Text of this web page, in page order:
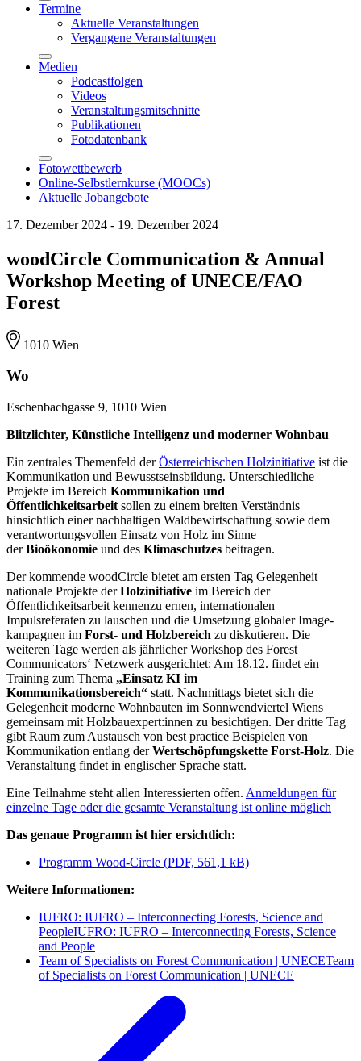
Termine
Aktuelle Veranstaltungen
Vergangene Veranstaltungen
Medien
Podcastfolgen
Videos
Veranstaltungsmitschnitte
Publikationen
Fotodatenbank
Fotowettbewerb
Online-Selbstlernkurse (MOOCs)
Aktuelle Jobangebote
17. Dezember 2024 - 19. Dezember 2024
woodCircle Communication & Annual
Workshop Meeting of UNECE/FAO
Forest
1010 Wien
Wo
Eschenbachgasse 9, 1010 Wien
Blitzlichter, Künstliche Intelligenz und moderner Wohnbau
Ein zentrales Themenfeld derÖsterreichischen Holzinitiative ist die
Kommunikation und Bewusstseinsbildung. Unterschiedliche
Projekte im Bereich Kommunikation und
Öffentlichkeitsarbeit sollen zu einem breiten Verständnis
hinsichtlich einer nachhaltigen Waldbewirtschaftung sowie dem
verantwortungsvollen Einsatz von Holz im Sinne
derBioökonomie und des Klimaschutzes beitragen.
Der kommende woodCircle bietet am ersten Tag Gelegenheit
nationale Projekte derHolzinitiative im Bereich der
Öffentlichkeitsarbeit kennenzu ernen, internationalen
Impulsreferaten zu lauschen und die Umsetzung globaler Image-
kampagnen im Forst- und Holzbereich zu diskutieren. Die
weiteren Tage werden als jährlicher Workshop des Forest
Communicators‘ Netzwerk ausgerichtet: Am 18.12. findet ein
Training zum Thema „Einsatz KI im
Kommunikationsbereich“ statt. Nachmittags bietet sich die
Gelegenheit moderne Wohnbauten im Sonnwendviertel Wiens
gemeinsam mit Holzbauexpert:innen zu besichtigen. Der dritte Tag
gibt Raum zum Austausch von best practice Beispielen von
Kommunikation entlang derWertschöpfungskette Forst-Holz. Die
Veranstaltung findet in englischer Sprache statt.
Eine Teilnahme steht allen Interessierten offen. Anmeldungen für
einzelne Tage oder die gesamte Veranstaltung ist online möglich
Das genaue Programm ist hier ersichtlich:
Programm Wood-Circle (PDF, 561,1 kB)
Weitere Informationen:
IUFRO: IUFRO – Interconnecting Forests, Science and
PeopleIUFRO: IUFRO – Interconnecting Forests, Science
and People
Team of Specialists on Forest Communication | UNECETeam
of Specialists on Forest Communication | UNECE